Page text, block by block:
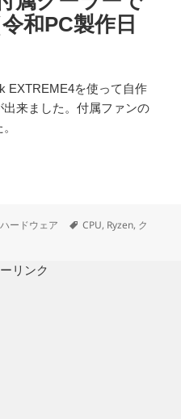
和PC製作日
EXTREME4を使って自作
来ました。付属ファンの
属クーラーで冷えるのか？ （
ハードウェア
タ
CPU, Ryzen, ク
ラーで冷えるのか？ （令和PC製作日記
リンク